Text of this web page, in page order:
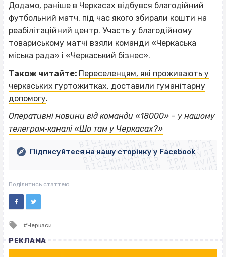
Додамо, раніше в Черкасах відбувся благодійний
футбольний матч, під час якого збирали кошти на
реабілітаційний центр. Участь у благодійному
товариському матчі взяли команди «Черкаська
міська рада» і «Черкаський бізнес».
Також читайте: Переселенцям, які проживають у
черкаських гуртожитках, доставили гуманітарну
допомогу.
Оперативні новини від команди «18000» – у нашому
телеграм‐каналі «Шо там у Черкасах?»
ВІСІМНАДЦЯТЬ ТРИ НУЛІ
ВІСІМНАДЦЯТЬ ТРИ НУЛІ
ВІСІМНАДЦЯТЬ ТРИ НУЛІ
ВІСІМНАДЦЯТЬ ТРИ НУЛІ
ВІСІМНАДЦЯТЬ ТРИ НУЛІ
ВІСІМНАДЦЯТЬ ТРИ НУЛІ
ВІСІМНАДЦЯТЬ ТРИ НУЛІ
ВІСІМНАДЦЯТЬ ТРИ НУЛІ
Підписуйтеся на нашу сторінку у Facebook
Поділитись статтею
Tagged
Черкаси
РЕКЛАМА